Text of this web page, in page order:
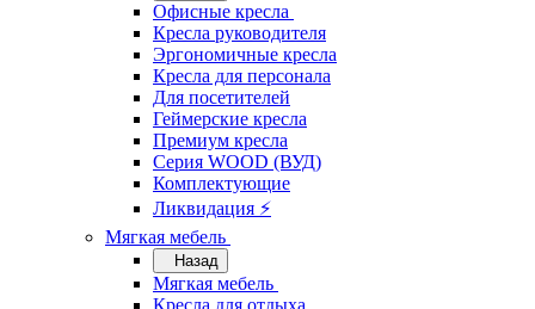
Офисные кресла
Кресла руководителя
Эргономичные кресла
Кресла для персонала
Для посетителей
Геймерские кресла
Премиум кресла
Серия WOOD (ВУД)
Комплектующие
Ликвидация ⚡
Мягкая мебель
Назад
Мягкая мебель
Кресла для отдыха